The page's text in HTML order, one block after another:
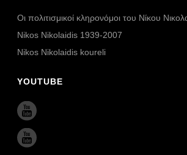
Οι πολιτισμικοί κληρονόμοι του Νίκου
Nikos Nikolaidis 1939-2007
Nikos Nikolaidis koureli
YOUTUBE